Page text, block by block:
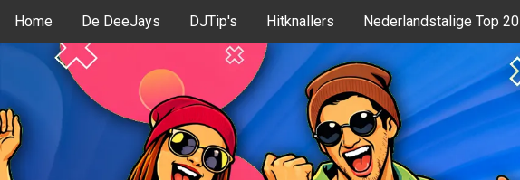
Home De DeeJays DJTip's Hitknallers Nederlandstalige Top 20